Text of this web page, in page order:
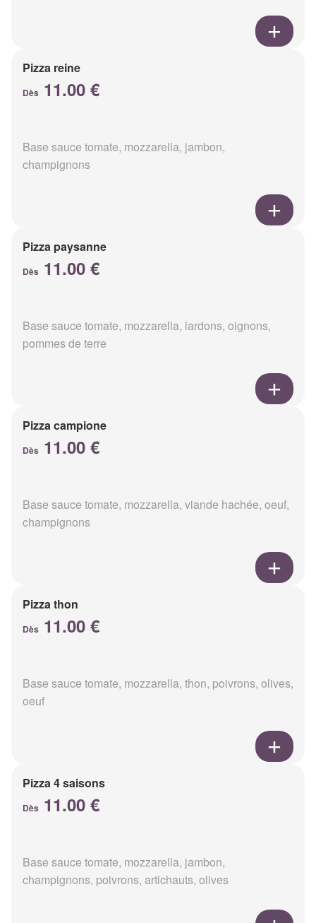
Pizza reine
Dès 11.00 €
Base sauce tomate, mozzarella, jambon,
champignons
Pizza paysanne
Dès 11.00 €
Base sauce tomate, mozzarella, lardons, oignons,
pommes de terre
Pizza campione
Dès 11.00 €
Base sauce tomate, mozzarella, viande hachée, oeuf,
champignons
Pizza thon
Dès 11.00 €
Base sauce tomate, mozzarella, thon, poivrons, olives,
oeuf
Pizza 4 saisons
Dès 11.00 €
Base sauce tomate, mozzarella, jambon,
champignons, poivrons, artichauts, olives